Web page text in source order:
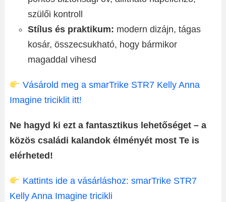
szülői kontroll
Stílus és praktikum: modern dizájn, tágas
kosár, összecsukható, hogy bármikor
magaddal vihesd
Vásárold meg a smarTrike STR7 Kelly Anna
Imagine triciklit itt!
Ne hagyd ki ezt a fantasztikus lehetőséget – a
közös családi kalandok élményét most Te is
elérheted!
Kattints ide a vásárláshoz: smarTrike STR7
Kelly Anna Imagine tricikli